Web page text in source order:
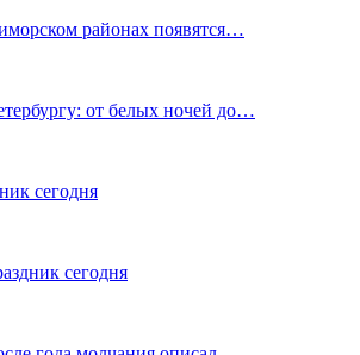
районах появятся…
от белых ночей до…
сегодня
сегодня